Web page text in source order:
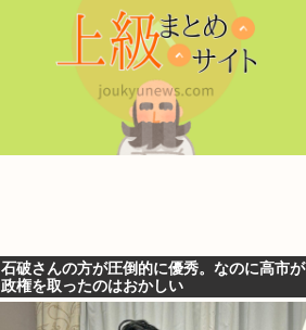
石破さんの方が圧倒的に優秀。なのに高市が
政権を取ったのはおかしい